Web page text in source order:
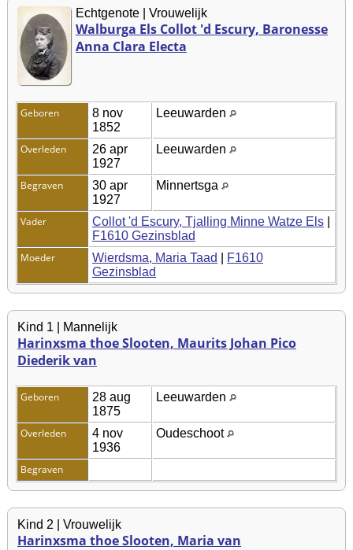
Echtgenote | Vrouwelijk
Walburga Els Collot 'd Escury, Baronesse
Anna Clara Electa
Geboren
8 nov
1852
Leeuwarden
Overleden
26 apr
1927
Leeuwarden
Begraven
30 apr
1927
Minnertsga
Vader Collot 'd Escury, Tjalling Minne Watze Els
F1610 Gezinsblad
Moeder
Wierdsma, Maria Taad
F1610
Gezinsblad
Kind 1 | Mannelijk
Harinxsma thoe Slooten, Maurits Johan Pico
Diederik van
Geboren
28 aug
1875
Leeuwarden
Overleden
4 nov
1936
Oudeschoot
Begraven
Kind 2 | Vrouwelijk
Harinxsma thoe Slooten, Maria van